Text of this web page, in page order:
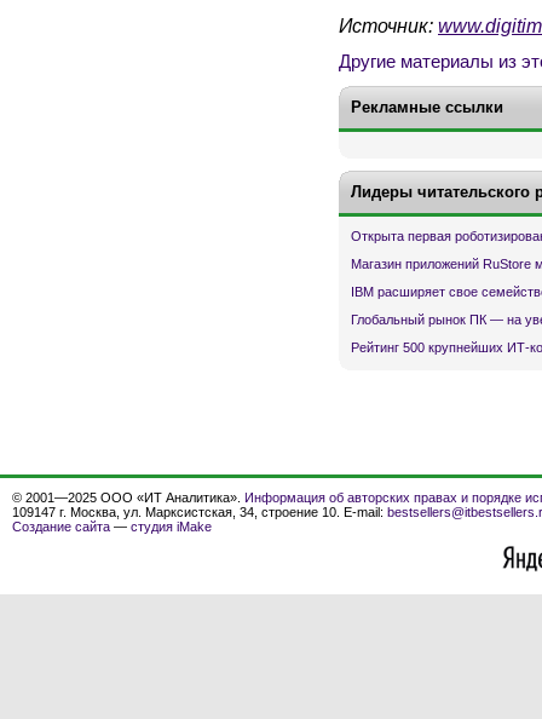
Источник:
Другие материалы из
Рекламные ссылки
Лидеры читательского
Открыта первая
Магазин приложений RuStore
IBM расширяет свое
Глобальный рынок ПК — на
Рейтинг 500 крупнейших ИТ-
© 2001—2025 ООО «ИТ Аналитика». Информация об авторских правах и порядке
109147 г. Москва, ул. Марксистская, 34, строение 10. E-mail:
Создание сайта — студия iMake